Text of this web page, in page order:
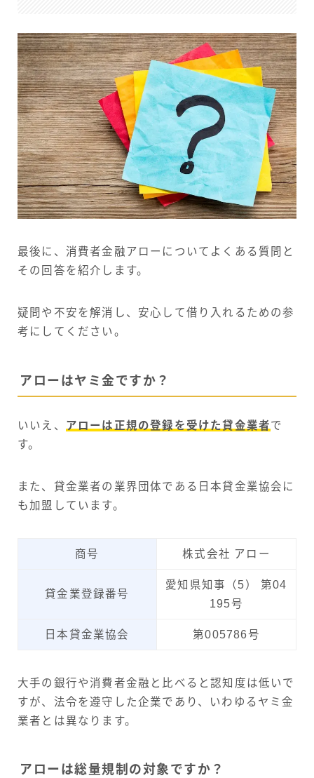
最後に、消費者金融アローについてよくある質問と
その回答を紹介します。
疑問や不安を解消し、安心して借り入れるための参
考にしてください。
アローはヤミ金ですか？
いいえ、 アローは正規の登録を受けた貸金業者で
す。
また、貸金業者の業界団体である日本貸金業協会に
も加盟しています。
商号 株式会社 アロー
貸金業登録番号
愛知県知事（5） 第04
195号
日本貸金業協会 第005786号
大手の銀行や消費者金融と比べると認知度は低いで
すが、法令を遵守した企業であり、いわゆるヤミ金
業者とは異なります。
アローは総量規制の対象ですか？